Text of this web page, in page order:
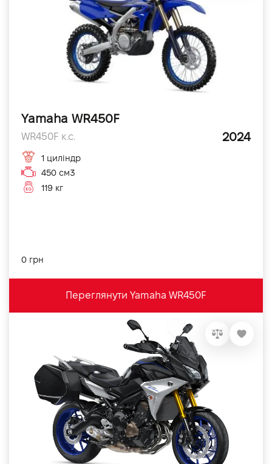
Yamaha WR450F
WR450F к.с. 2024
1 циліндр
450 см3
119 кг
0 грн
Переглянути Yamaha WR450F